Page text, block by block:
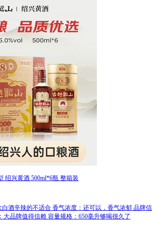
绍兴黄酒 500ml*6瓶 整箱装
酒辛辣的不适合 香气浓度：还可以，香气浓郁 品牌信
大品牌值得信赖 容量规格：650毫升够喝很久了